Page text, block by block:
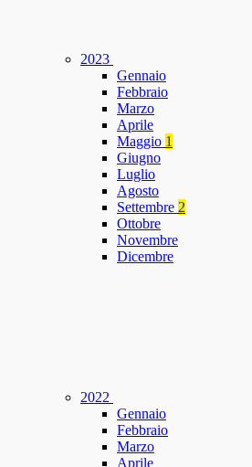
2023
Gennaio
Febbraio
Marzo
Aprile
Maggio 1
Giugno
Luglio
Agosto
Settembre 2
Ottobre
Novembre
Dicembre
2022
Gennaio
Febbraio
Marzo
Aprile